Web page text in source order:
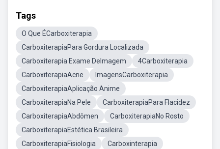
Tags
O Que ÉCarboxiterapia
CarboxiterapiaPara Gordura Localizada
Carboxiterapia Exame DeImagem
4Carboxiterapia
CarboxiterapiaAcne
ImagensCarboxiterapia
CarboxiterapiaAplicação Anime
CarboxiterapiaNa Pele
CarboxiterapiaPara Flacidez
CarboxiterapiaAbdômen
CarboxiterapiaNo Rosto
CarboxiterapiaEstética Brasileira
CarboxiterapiaFisiologia
Carboxinterapia